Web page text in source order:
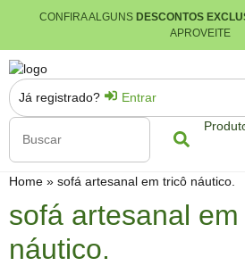
CONFIRA ALGUNS DESCONTOS
APROVEITE
Já registrado? Entrar
Home » sofá artesanal em tricô náutico.
sofá artesanal
náutico.